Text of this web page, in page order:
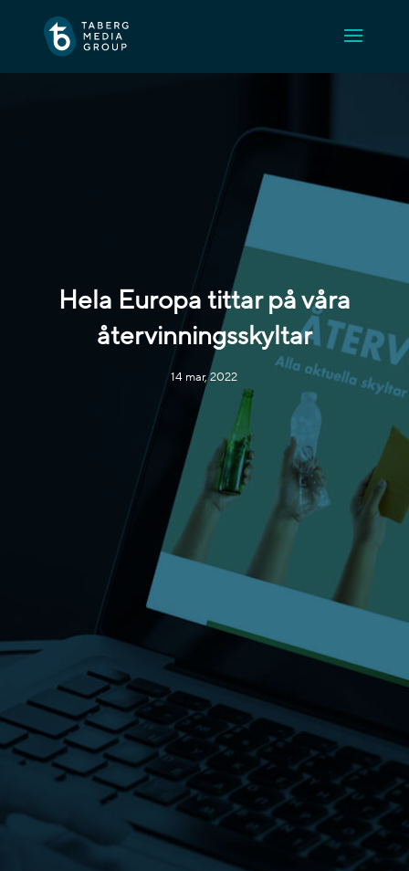
Hela Europa tittar på våra
återvinningsskyltar
14 mar, 2022